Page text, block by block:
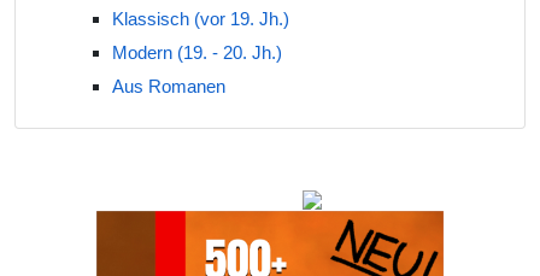
Klassisch (vor 19. Jh.)
Modern (19. - 20. Jh.)
Aus Romanen